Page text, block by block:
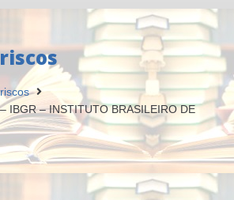
IBGR – INSTITUTO BRASILEIRO DE